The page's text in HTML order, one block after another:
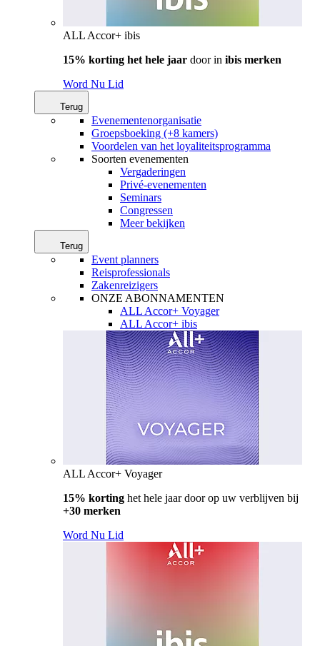
ALL Accor+ ibis
15% korting het hele jaar door in ibis merken
Word Nu Lid
Terug
Evenementenorganisatie
Groepsboeking (+8 kamers)
Voordelen van het loyaliteitsprogramma
Soorten evenementen
Vergaderingen
Privé-evenementen
Seminars
Congressen
Meer bekijken
Terug
Event planners
Reisprofessionals
Zakenreizigers
ONZE ABONNAMENTEN
ALL Accor+ Voyager
ALL Accor+ ibis
ALL Accor+ Voyager
15% korting het hele jaar door op uw verblijven bij
+30 merken
Word Nu Lid